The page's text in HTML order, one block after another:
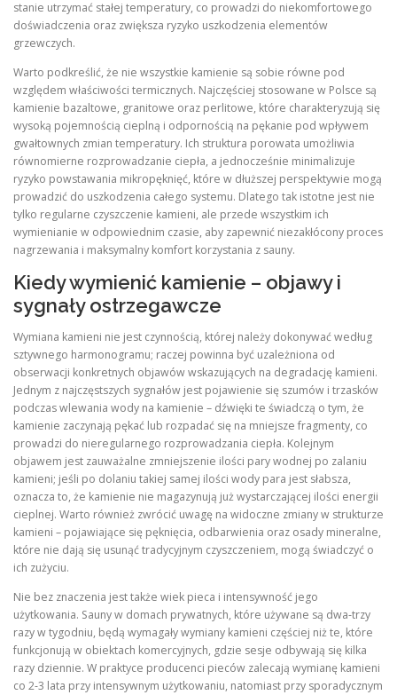
stanie utrzymać stałej temperatury, co prowadzi do niekomfortowego
doświadczenia oraz zwiększa ryzyko uszkodzenia elementów
grzewczych.
Warto podkreślić, że nie wszystkie kamienie są sobie równe pod
względem właściwości termicznych. Najczęściej stosowane w Polsce są
kamienie bazaltowe, granitowe oraz perlitowe, które charakteryzują się
wysoką pojemnością cieplną i odpornością na pękanie pod wpływem
gwałtownych zmian temperatury. Ich struktura porowata umożliwia
równomierne rozprowadzanie ciepła, a jednocześnie minimalizuje
ryzyko powstawania mikropęknięć, które w dłuższej perspektywie mogą
prowadzić do uszkodzenia całego systemu. Dlatego tak istotne jest nie
tylko regularne czyszczenie kamieni, ale przede wszystkim ich
wymienianie w odpowiednim czasie, aby zapewnić niezakłócony proces
nagrzewania i maksymalny komfort korzystania z sauny.
Kiedy wymienić kamienie – objawy i
sygnały ostrzegawcze
Wymiana kamieni nie jest czynnością, której należy dokonywać według
sztywnego harmonogramu; raczej powinna być uzależniona od
obserwacji konkretnych objawów wskazujących na degradację kamieni.
Jednym z najczęstszych sygnałów jest pojawienie się szumów i trzasków
podczas wlewania wody na kamienie – dźwięki te świadczą o tym, że
kamienie zaczynają pękać lub rozpadać się na mniejsze fragmenty, co
prowadzi do nieregularnego rozprowadzania ciepła. Kolejnym
objawem jest zauważalne zmniejszenie ilości pary wodnej po zalaniu
kamieni; jeśli po dolaniu takiej samej ilości wody para jest słabsza,
oznacza to, że kamienie nie magazynują już wystarczającej ilości energii
cieplnej. Warto również zwrócić uwagę na widoczne zmiany w strukturze
kamieni – pojawiające się pęknięcia, odbarwienia oraz osady mineralne,
które nie dają się usunąć tradycyjnym czyszczeniem, mogą świadczyć o
ich zużyciu.
Nie bez znaczenia jest także wiek pieca i intensywność jego
użytkowania. Sauny w domach prywatnych, które używane są dwa‑trzy
razy w tygodniu, będą wymagały wymiany kamieni częściej niż te, które
funkcjonują w obiektach komercyjnych, gdzie sesje odbywają się kilka
razy dziennie. W praktyce producenci pieców zalecają wymianę kamieni
co 2‑3 lata przy intensywnym użytkowaniu, natomiast przy sporadycznym